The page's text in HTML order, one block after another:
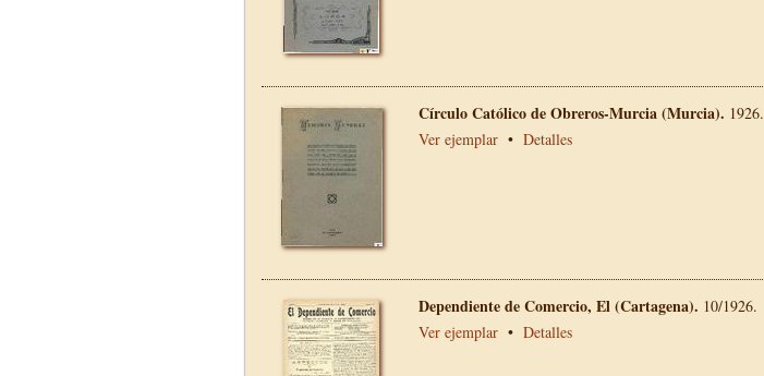
Círculo Católico de Obreros-Murcia (Murcia). 1926.
Ver ejemplar • Detalles
Dependiente de Comercio, El (Cartagena). 10/1926.
Ver ejemplar • Detalles